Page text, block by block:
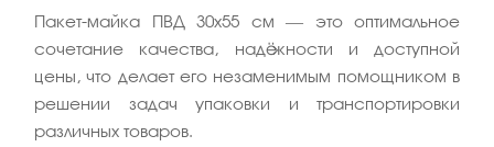
Пакет-майка ПВД 30x55 см — это оптимальное
сочетание качества, надёжности и доступной
цены, что делает его незаменимым помощником в
решении задач упаковки и транспортировки
различных товаров.